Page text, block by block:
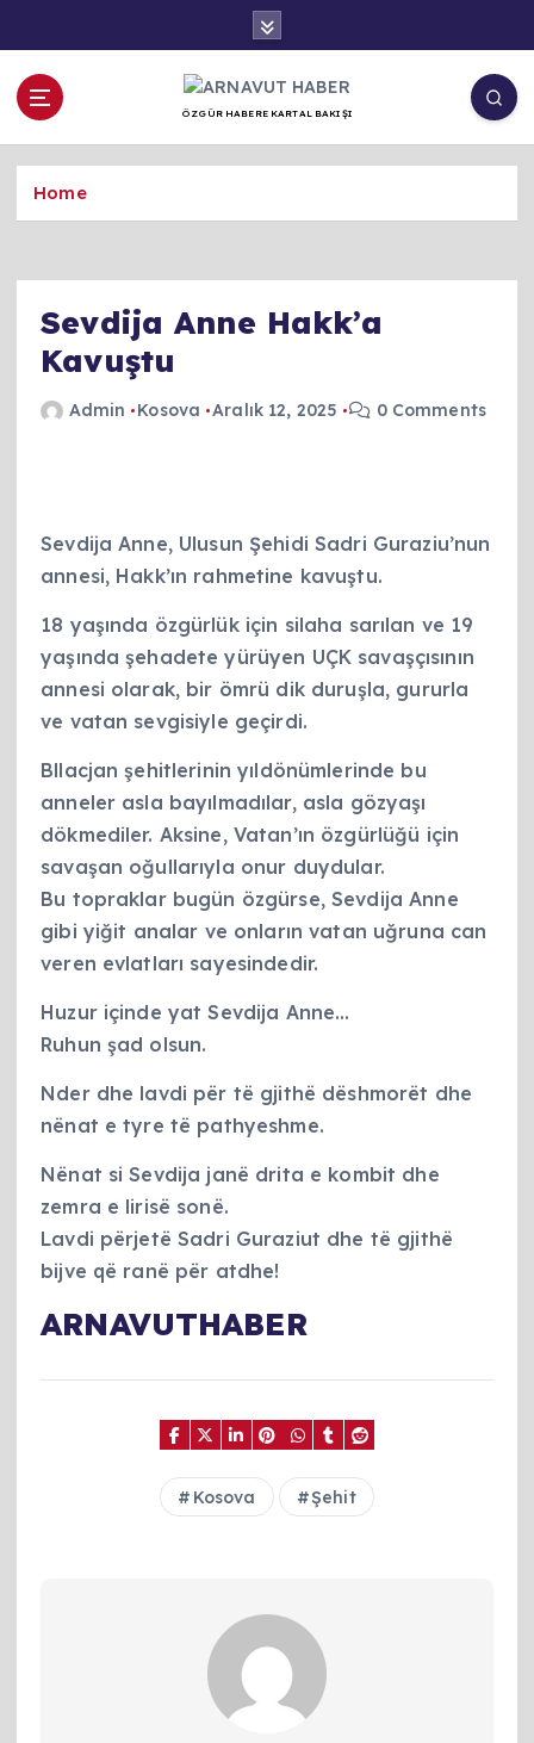
ğ
ÖZGÜR HABERE KARTAL BAKIŞI
Home
Sevdija Anne Hakk’a
Kavuştu
Admin Kosova Aralık 12, 2025 0 Comments
Sevdija Anne, Ulusun Şehidi Sadri Guraziu’nun
annesi, Hakk’ın rahmetine kavuştu.
18 yaşında özgürlük için silaha sarılan ve 19
yaşında şehadete yürüyen UÇK savaşçısının
annesi olarak, bir ömrü dik duruşla, gururla
ve vatan sevgisiyle geçirdi.
Bllacjan şehitlerinin yıldönümlerinde bu
anneler asla bayılmadılar, asla gözyaşı
dökmediler. Aksine, Vatan’ın özgürlüğü için
savaşan oğullarıyla onur duydular.
Bu topraklar bugün özgürse, Sevdija Anne
gibi yiğit analar ve onların vatan uğruna can
veren evlatları sayesindedir.
Huzur içinde yat Sevdija Anne…
Ruhun şad olsun.
Nder dhe lavdi për të gjithë dëshmorët dhe
nënat e tyre të pathyeshme.
Nënat si Sevdija janë drita e kombit dhe
zemra e lirisë sonë.
Lavdi përjetë Sadri Guraziut dhe të gjithë
bijve që ranë për atdhe!
ARNAVUTHABER
Kosova Şehit